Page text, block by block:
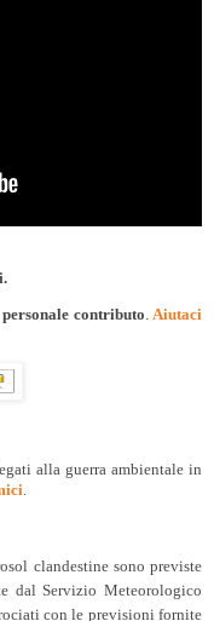
contributo.Aiutaci
alla guerra ambientale in
.
clandestine sono previste
dal Servizio Meteorologico
con le previsioni fornite